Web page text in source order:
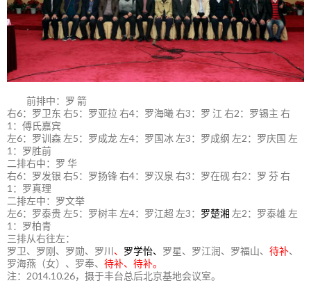
前排中：罗 箭
右6：罗卫东 右5：罗亚拉 右4：罗海曦 右3：罗 江 右2：罗锡主 右
1：傅氏嘉宾
左6：罗训森 左5：罗成龙 左4：罗国冰 左3：罗成纲 左2：罗庆国 左
1：罗胜前
二排右中：罗 华
右6：罗发银 右5：罗扬锋 右4：罗汉泉 右3：罗在砚 右2：罗 芬 右
1：罗真理
二排左中：罗文举
左6：罗泰贵 左5：罗树丰 左4：罗江超 左3： 罗楚湘 左2：罗泰雄 左
1：罗柏青
三排从右往左：
罗卫、罗刚、罗勋、罗川 、 罗学怡、 罗星、罗江润、罗福山、 待补、
罗海燕（女）、罗奉、 待补、待补。
注：2014.10.26，摄于丰台总后北京基地会议室。